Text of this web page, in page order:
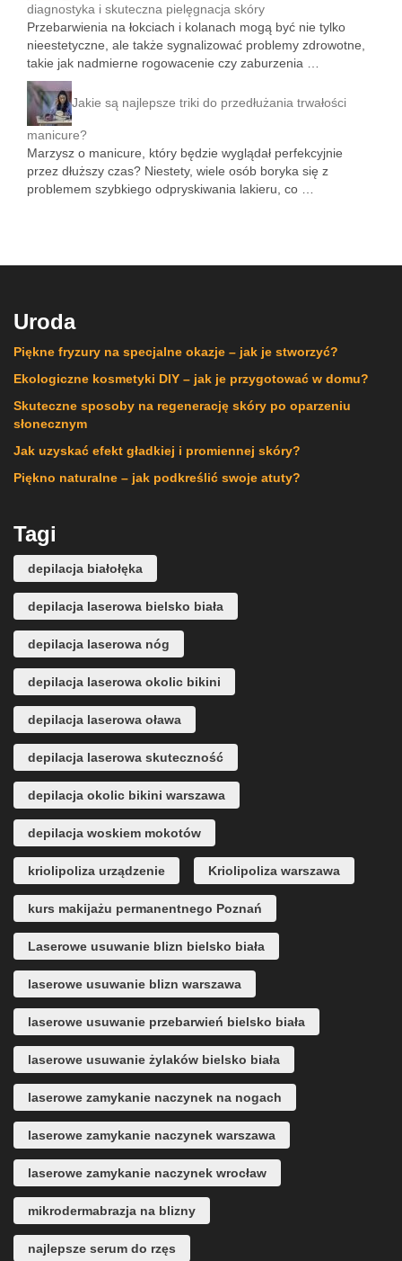
diagnostyka i skuteczna pielęgnacja skóry
Przebarwienia na łokciach i kolanach mogą być nie tylko
nieestetyczne, ale także sygnalizować problemy zdrowotne,
takie jak nadmierne rogowacenie czy zaburzenia …
Jakie są najlepsze triki do przedłużania trwałości
manicure?
Marzysz o manicure, który będzie wyglądał perfekcyjnie
przez dłuższy czas? Niestety, wiele osób boryka się z
problemem szybkiego odpryskiwania lakieru, co …
Uroda
Piękne fryzury na specjalne okazje – jak je stworzyć?
Ekologiczne kosmetyki DIY – jak je przygotować w domu?
Skuteczne sposoby na regenerację skóry po oparzeniu
słonecznym
Jak uzyskać efekt gładkiej i promiennej skóry?
Piękno naturalne – jak podkreślić swoje atuty?
Tagi
depilacja białołęka
depilacja laserowa bielsko biała
depilacja laserowa nóg
depilacja laserowa okolic bikini
depilacja laserowa oława
depilacja laserowa skuteczność
depilacja okolic bikini warszawa
depilacja woskiem mokotów
kriolipoliza urządzenie Kriolipoliza warszawa
kurs makijażu permanentnego Poznań
Laserowe usuwanie blizn bielsko biała
laserowe usuwanie blizn warszawa
laserowe usuwanie przebarwień bielsko biała
laserowe usuwanie żylaków bielsko biała
laserowe zamykanie naczynek na nogach
laserowe zamykanie naczynek warszawa
laserowe zamykanie naczynek wrocław
mikrodermabrazja na blizny
najlepsze serum do rzęs